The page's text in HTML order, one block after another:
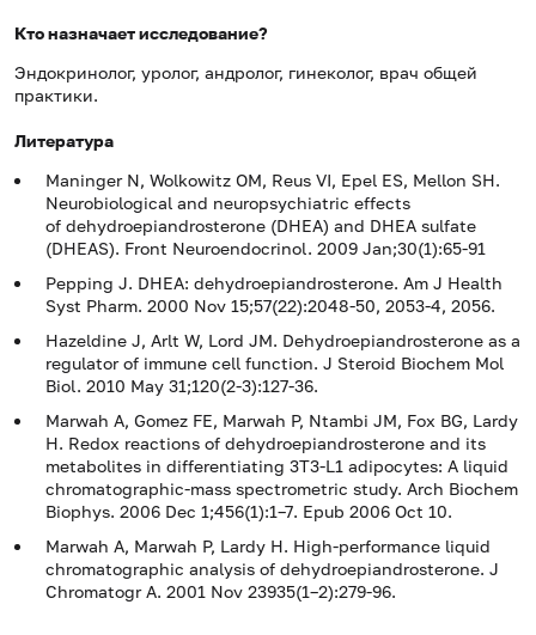
Кто назначает исследование?
Эндокринолог, уролог, андролог, гинеколог, врач общей
практики.
Литература
Maninger N, Wolkowitz OM, Reus VI, Epel ES, Mellon SH.
Neurobiological and neuropsychiatric effects
of dehydroepiandrosterone (DHEA) and DHEA sulfate
(DHEAS). Front Neuroendocrinol. 2009 Jan;30(1):65-91
Pepping J. DHEA: dehydroepiandrosterone. Am J Health
Syst Pharm. 2000 Nov 15;57(22):2048-50, 2053-4, 2056.
Hazeldine J, Arlt W, Lord JM. Dehydroepiandrosterone as a
regulator of immune cell function. J Steroid Biochem Mol
Biol. 2010 May 31;120(2-3):127-36.
Marwah A, Gomez FE, Marwah P, Ntambi JM, Fox BG, Lardy
H. Redox reactions of dehydroepiandrosterone and its
metabolites in differentiating 3T3-L1 adipocytes: A liquid
chromatographic-mass spectrometric study. Arch Biochem
Biophys. 2006 Dec 1;456(1):1–7. Epub 2006 Oct 10.
Marwah A, Marwah P, Lardy H. High-performance liquid
chromatographic analysis of dehydroepiandrosterone. J
Chromatogr A. 2001 Nov 23935(1–2):279-96.